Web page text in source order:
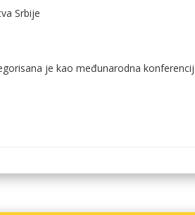
Srbije
je kao međunarodna